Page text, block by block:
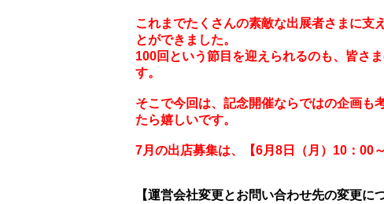
これまでたくさんの素敵な出展者さまに支
とができました。
100回という節目を迎えられるのも、皆さ
す。
そこで今回は、記念開催ならではの企画も
たら嬉しいです。
7月の出店募集は、【6月8日（月）10：00
【運営会社変更とお問い合わせ先の変更に